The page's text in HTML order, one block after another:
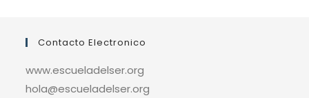
Contacto Electronico
www.escueladelser.org
hola@escueladelser.org